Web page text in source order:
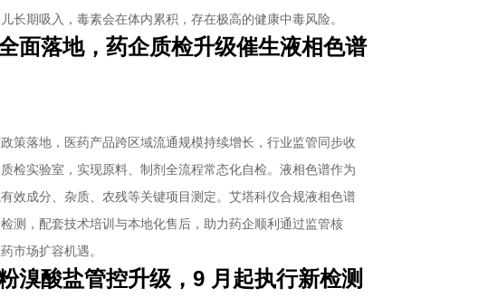
长期吸入，毒素会在体内累积，存在极高的健康中毒风险。
面落地，药企质检升级催生液相色谱
策落地，医药产品跨区域流通规模持续增长，行业监管同步收
检实验室，实现原料、制剂全流程常态化自检。液相色谱作为
效成分、杂质、农残等关键项目测定。艾塔科仪合规液相色谱
测，配套技术培训与本地化售后，助力药企顺利通过监管核
市场扩容机遇。
溴酸盐管控升级，9 月起执行新检测